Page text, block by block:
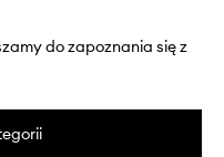
do zapoznania się z